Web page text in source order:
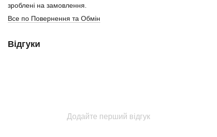
зроблені на замовлення.
Все по Повернення та Обмін
Відгуки
Додайте перший відгук